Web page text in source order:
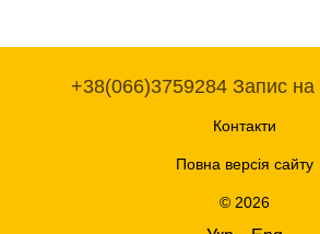
+38(066)3759284 Запис на
Контакти
Повна версія сайту
© 2026